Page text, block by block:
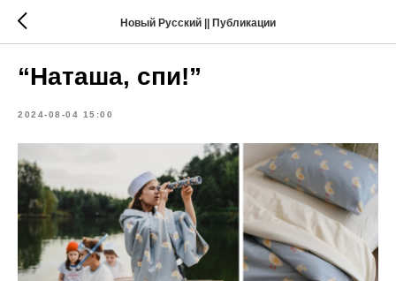
Новый Русский || Публикации
“Наташа, спи!”
2024-08-04 15:00